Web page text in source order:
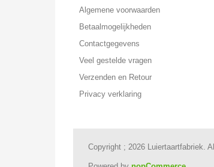
Algemene voorwaarden
Betaalmogelijkheden
Contactgegevens
Veel gestelde vragen
Verzenden en Retour
Privacy verklaring
Copyright ; 2026 Luiertaartfabriek.